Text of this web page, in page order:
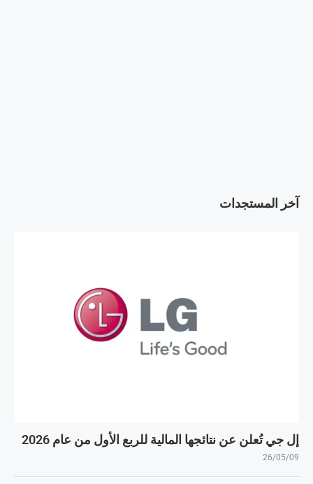
آخر المستجدات
إل جي تُعلن عن نتائجها المالية للربع الأول من عام 2026
26/05/09